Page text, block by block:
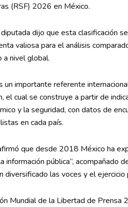
(RSF) 2026 en México.
dijo que esta clasificación
valiosa para el análisis
a nivel global.
importante referente
el cual se construye a partir de
y la seguridad, con datos de
en cada país.
que desde 2018 México ha
información pública”, acompañado
diversificado las voces y el ejercicio
Mundial de la Libertad de